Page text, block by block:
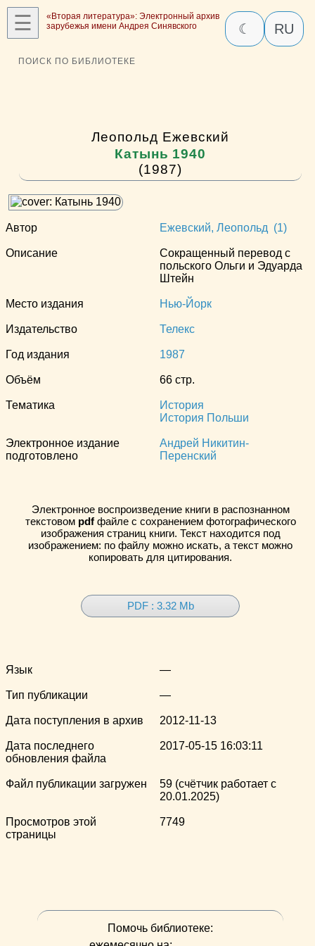
☰
«Вторая литература»: Электронный архив
зарубежья имени Андрея Синявского
☾ RU
ПОИСК ПО БИБЛИОТЕКЕ
Леопольд Ежевский
Катынь 1940
(1987)
Автор Ежевский, Леопольд (1)
Описание
Сокращенный перевод с
польского Ольги и Эдуарда
Штейн
Место издания Нью-Йорк
Издательство Телекс
Год издания 1987
Объём 66 стр.
Тематика
История
История Польши
Электронное издание
подготовлено
Андрей Никитин-
Перенский
Электронное воспроизведение книги в распознанном
текстовом pdfфайле с сохранением фотографического
изображения страниц книги. Текст находится под
изображением: по файлу можно искать, а текст можно
копировать для цитирования.
PDF : 3.32 Mb
Язык —
Тип публикации —
Дата поступления в архив 2012-11-13
Дата последнего
обновления файла
2017-05-15 16:03:11
Файл публикации загружен
59 (счётчик работает с
20.01.2025)
Просмотров этой
страницы
7749
Помочь библиотеке: